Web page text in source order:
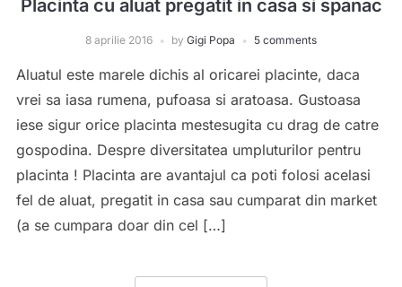
Placinta cu aluat pregatit in casa si spanac
8 aprilie 2016 by Gigi Popa 5 comments
Aluatul este marele dichis al oricarei placinte, daca
vrei sa iasa rumena, pufoasa si aratoasa. Gustoasa
iese sigur orice placinta mestesugita cu drag de catre
gospodina. Despre diversitatea umpluturilor pentru
placinta ! Placinta are avantajul ca poti folosi acelasi
fel de aluat, pregatit in casa sau cumparat din market
(a se cumpara doar din cel […]